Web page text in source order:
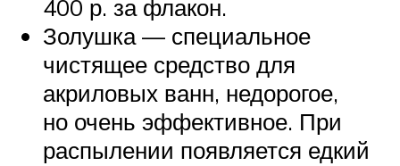
400 р. за флакон.
Золушка — специальное
чистящее средство для
акриловых ванн, недорогое,
но очень эффективное. При
распылении появляется едкий